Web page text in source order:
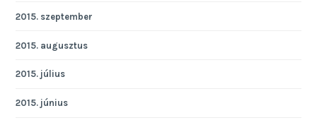
2015. szeptember
2015. augusztus
2015. július
2015. június